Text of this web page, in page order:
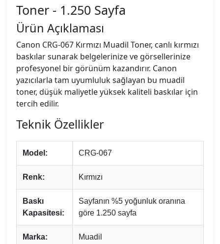
Toner - 1.250 Sayfa
Ürün Açıklaması
Canon CRG-067 Kırmızı Muadil Toner, canlı kırmızı
baskılar sunarak belgelerinize ve görsellerinize
profesyonel bir görünüm kazandırır. Canon
yazıcılarla tam uyumluluk sağlayan bu muadil
toner, düşük maliyetle yüksek kaliteli baskılar için
tercih edilir.
Teknik Özellikler
Model: CRG-067
Renk: Kırmızı
Baskı
Kapasitesi:
Sayfanın %5 yoğunluk oranına
göre 1.250 sayfa
Marka: Muadil